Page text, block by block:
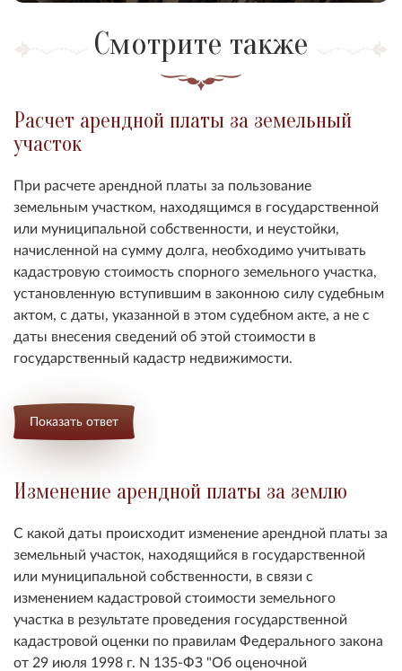
Смотрите также
Расчет арендной платы за земельный
участок
При расчете арендной платы за пользование
земельным участком, находящимся в государственной
или муниципальной собственности, и неустойки,
начисленной на сумму долга, необходимо учитывать
кадастровую стоимость спорного земельного участка,
установленную вступившим в законною силу судебным
актом, с даты, указанной в этом судебном акте, а не с
даты внесения сведений об этой стоимости в
государственный кадастр недвижимости.
Показать ответ
Изменение арендной платы за землю
С какой даты происходит изменение арендной платы за
земельный участок, находящийся в государственной
или муниципальной собственности, в связи с
изменением кадастровой стоимости земельного
участка в результате проведения государственной
кадастровой оценки по правилам Федерального закона
от 29 июля 1998 г. N 135-ФЗ "Об оценочной